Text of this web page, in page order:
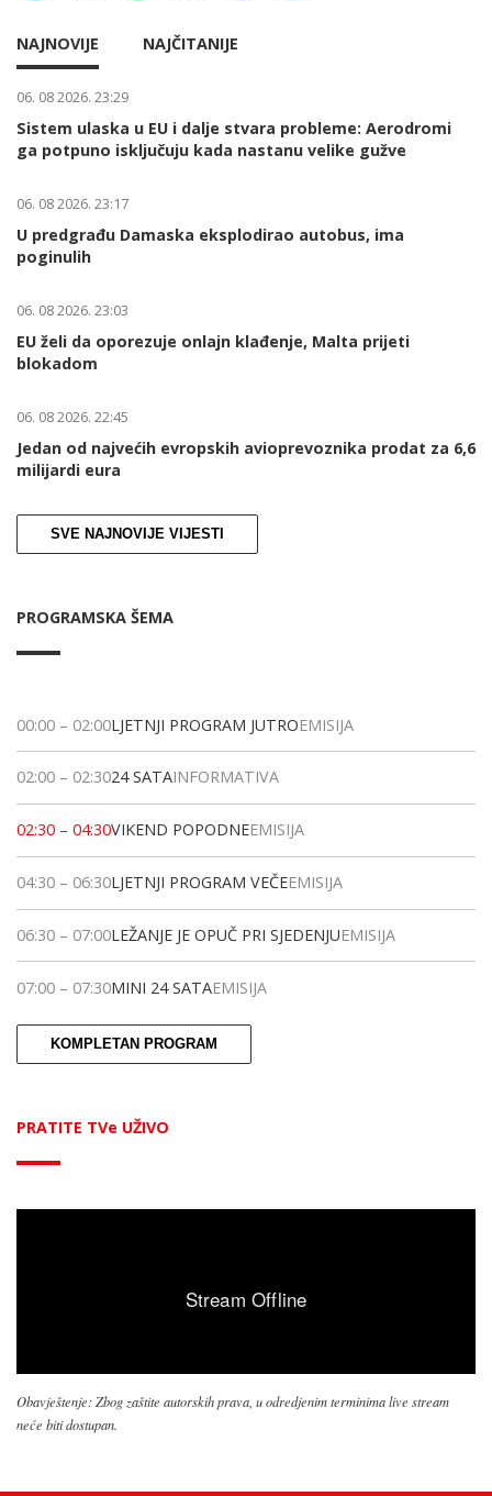
NAJNOVIJE NAJČITANIJE
06. 08 2026. 23:29
Sistem ulaska u EU i dalje stvara probleme: Aerodromi
ga potpuno isključuju kada nastanu velike gužve
06. 08 2026. 23:17
U predgrađu Damaska eksplodirao autobus, ima
poginulih
06. 08 2026. 23:03
EU želi da oporezuje onlajn klađenje, Malta prijeti
blokadom
06. 08 2026. 22:45
Jedan od najvećih evropskih avioprevoznika prodat za 6,6
milijardi eura
SVE NAJNOVIJE VIJESTI
PROGRAMSKA ŠEMA
00:00 – 02:00LJETNJI PROGRAM JUTROEMISIJA
02:00 – 02:3024 SATAINFORMATIVA
02:30 – 04:30VIKEND POPODNEEMISIJA
04:30 – 06:30LJETNJI PROGRAM VEČEEMISIJA
06:30 – 07:00LEŽANJE JE OPUČ PRI SJEDENJUEMISIJA
07:00 – 07:30MINI 24 SATAEMISIJA
KOMPLETAN PROGRAM
PRATITE TVe UŽIVO
Obavještenje: Zbog zaštite autorskih prava, u odredjenim terminima live stream
neće biti dostupan.